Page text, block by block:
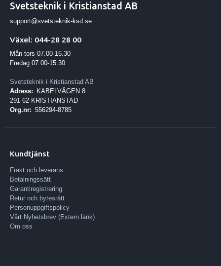
Svetsteknik i Kristianstad AB
support@svetsteknik-ksd.se
Växel: 044-28 28 00
Mån-tors 07.00-16.30
Fredag 07.00-15.30
Svetsteknik i Kristianstad AB
Adress:
KABELVÄGEN 8
291 62 KRISTIANSTAD
Org.nr: 556294-8785
Kundtjänst
Frakt och leverans
Betalningssätt
Garantiregistrering
Retur och bytesrätt
Personuppgiftspolicy
Vårt Nyhetsbrev (Extern länk)
Om oss